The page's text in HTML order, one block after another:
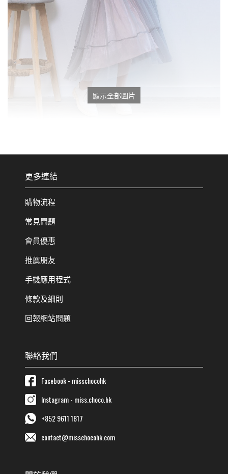
顯示全部圖片
更多連結
購物流程
常見問題
會員優惠
推薦朋友
手機應用程式
條款及細則
回報網站問題
聯絡我們
Facebook - misschocohk
Instagram - miss.choco.hk
+852 9611 1817
contact@misschocohk.com